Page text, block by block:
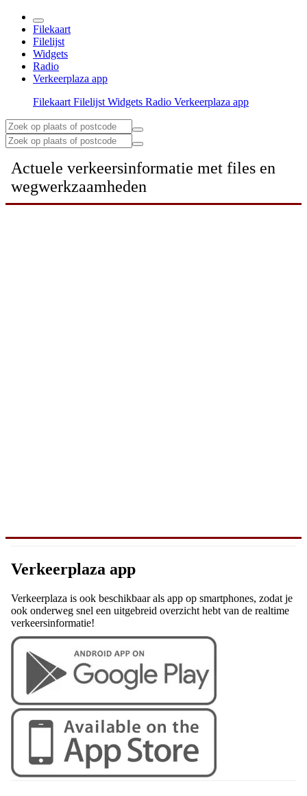
Filekaart
Filelijst
Widgets
Radio
Verkeerplaza app
Filekaart Filelijst Widgets Radio Verkeerplaza app
Actuele verkeersinformatie met files en
wegwerkzaamheden
Verkeerplaza app
Verkeerplaza is ook beschikbaar als app op smartphones, zodat je
ook onderweg snel een uitgebreid overzicht hebt van de realtime
verkeersinformatie!